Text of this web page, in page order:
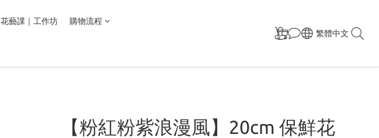
花藝課｜工作坊 購物流程
繁體中文
【粉紅粉紫浪漫風】20cm 保鮮花